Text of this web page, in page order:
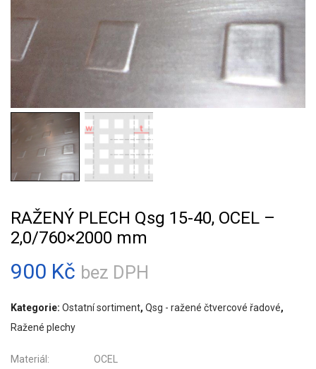
RAŽENÝ PLECH Qsg 15-40, OCEL –
2,0/760×2000 mm
900 Kč bez DPH
Kategorie: Ostatní sortiment, Qsg - ražené čtvercové řadové,
Ražené plechy
Materiál: OCEL